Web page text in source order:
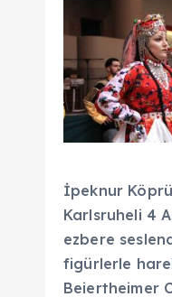
İpeknur
Karlsruheli 4
ezbere
figürlerle
Beiertheimer